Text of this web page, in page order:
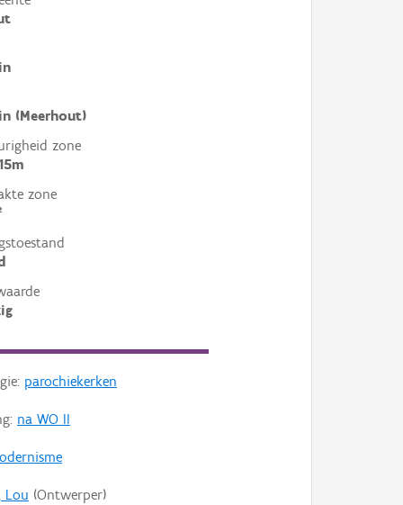
(Meerhout)
zone
zone
parochiekerken
na WO II
Lou (Ontwerper)